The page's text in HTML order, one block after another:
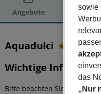
Angebote
Aquadulci
Wichtige
Bitte beachten Sie, dass vor
sowie
das
„Nur